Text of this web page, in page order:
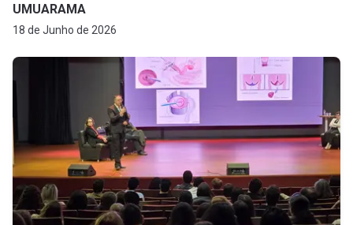
UMUARAMA
18 de Junho de 2026